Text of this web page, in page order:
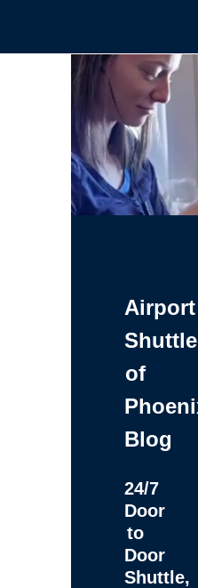
Airport
Shuttle
of
Blog
24/7
Door
to
Door
Shuttle,